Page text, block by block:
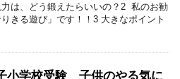
は、どう鍛えたらいいの？2 私のお勧
きる遊び」です！！3 大きなポイント
小学校受験 子供のやる気に